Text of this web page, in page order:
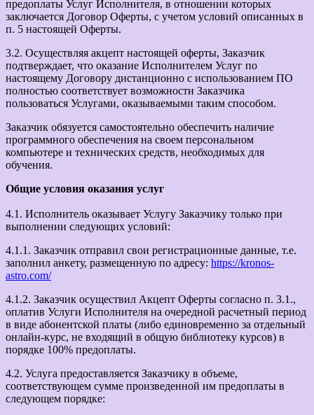
предоплаты Услуг Исполнителя, в отношении которых
заключается Договор Оферты, с учетом условий описанных в
п. 5 настоящей Оферты.
3.2. Осуществляя акцепт настоящей оферты, Заказчик
подтверждает, что оказание Исполнителем Услуг по
настоящему Договору дистанционно с использованием ПО
полностью соответствует возможности Заказчика
пользоваться Услугами, оказываемыми таким способом.
Заказчик обязуется самостоятельно обеспечить наличие
программного обеспечения на своем персональном
компьютере и технических средств, необходимых для
обучения.
Общие условия оказания услуг
4.1. Исполнитель оказывает Услугу Заказчику только при
выполнении следующих условий:
4.1.1. Заказчик отправил свои регистрационные данные, т.е.
заполнил анкету, размещенную по адресу: https://kronos-
astro.com/
4.1.2. Заказчик осуществил Акцепт Оферты согласно п. 3.1.,
оплатив Услуги Исполнителя на очередной расчетный период
в виде абонентской платы (либо единовременно за отдельный
онлайн-курс, не входящий в общую библиотеку курсов) в
порядке 100% предоплаты.
4.2. Услуга предоставляется Заказчику в объеме,
соответствующем сумме произведенной им предоплаты в
следующем порядке: